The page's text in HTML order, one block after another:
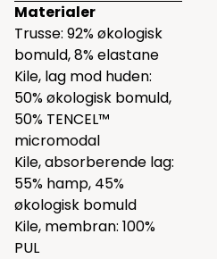
Materialer
Trusse: 92% økologisk
bomuld, 8% elastane
Kile, lag mod huden:
50% økologisk bomuld,
50% TENCEL™
micromodal
Kile, absorberende lag:
55% hamp, 45%
økologisk bomuld
Kile, membran: 100%
PUL